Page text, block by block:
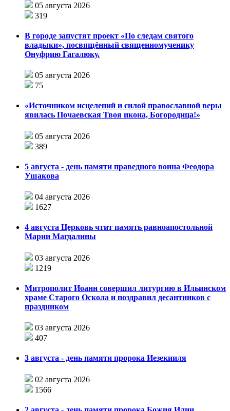
05 августа 2026
319
В городе запустят проект «По следам святого
владыки», посвящённый священномученику
Онуфрию Гагалюку.
05 августа 2026
75
«Источником исцелений и силой православной веры
явилась Почаевская Твоя икона, Богородица!»
05 августа 2026
389
5 августа - день памяти праведного воина Феодора
Ушакова
04 августа 2026
1627
4 августа Церковь чтит память равноапостольной
Марии Магдалины
03 августа 2026
1219
Митрополит Иоанн совершил литургию в Ильинском
храме Старого Оскола и поздравил десантников с
праздником
03 августа 2026
407
3 августа - день памяти пророка Иезекииля
02 августа 2026
1566